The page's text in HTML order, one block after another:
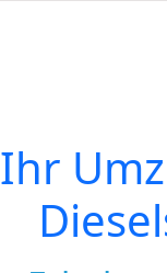
Ihr